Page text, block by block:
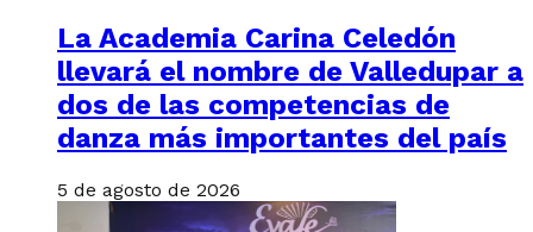
La Academia Carina Celedón
llevará el nombre de Valledupar a
dos de las competencias de
danza más importantes del país
5 de agosto de 2026